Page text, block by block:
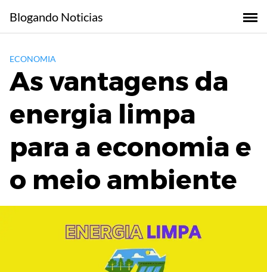
content
Blogando Noticias
ECONOMIA
As vantagens da
energia limpa
para a economia e
o meio ambiente